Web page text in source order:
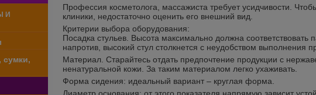
И
сумки,
Профессия косметолога, массажиста требует усидчивости.
клиники, недостаточно оценить его внешний вид.
Критерии выбора оборудования:
Посадка стульев. Высота максимально должна
напротив, высокий стул столкнется с неудобством выполнения
Материал. Старайтесь отдать предпочтение продукции с
ненатуральной кожи. За таким материалом легко ухаживать.
Форма сидения: идеальный вариант – круглая форма.